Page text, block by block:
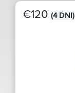
€120 (4 DNI)